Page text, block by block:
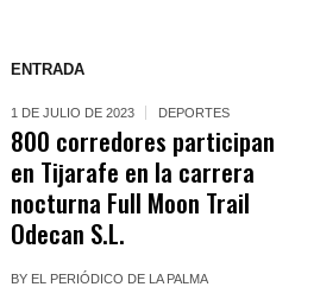
ENTRADA
1 DE JULIO DE 2023 DEPORTES
800 corredores participan
en Tijarafe en la carrera
nocturna Full Moon Trail
Odecan S.L.
BY EL PERIÓDICO DE LA PALMA